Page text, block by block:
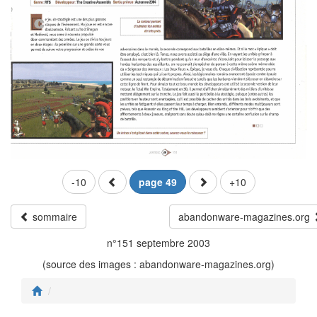
-10 page 49 +10
sommaire
abandonware-magazines.org
n°151 septembre 2003
(source des images : abandonware-magazines.org)